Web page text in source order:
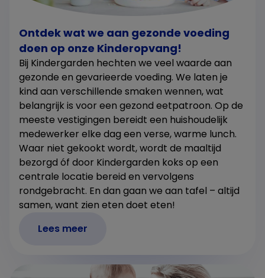
Ontdek wat we aan gezonde voeding
doen op onze Kinderopvang!
Bij Kindergarden hechten we veel waarde aan
gezonde en gevarieerde voeding. We laten je
kind aan verschillende smaken wennen, wat
belangrijk is voor een gezond eetpatroon. Op de
meeste vestigingen bereidt een huishoudelijk
medewerker elke dag een verse, warme lunch.
Waar niet gekookt wordt, wordt de maaltijd
bezorgd óf door Kindergarden koks op een
centrale locatie bereid en vervolgens
rondgebracht. En dan gaan we aan tafel – altijd
samen, want zien eten doet eten!
Lees meer